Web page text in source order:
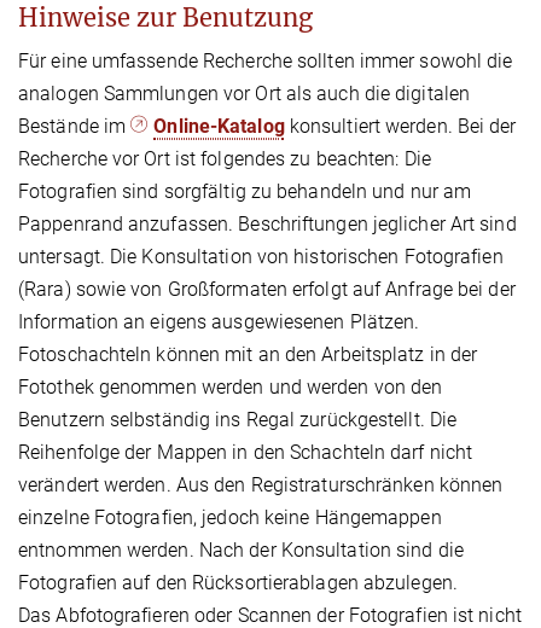
Hinweise zur Benutzung
Für eine umfassende Recherche sollten immer sowohl die
analogen Sammlungen vor Ort als auch die digitalen
Bestände im
Online-Katalogkonsultiert werden. Bei der
Recherche vor Ort ist folgendes zu beachten: Die
Fotografien sind sorgfältig zu behandeln und nur am
Pappenrand anzufassen. Beschriftungen jeglicher Art sind
untersagt. Die Konsultation von historischen Fotografien
(Rara) sowie von Großformaten erfolgt auf Anfrage bei der
Information an eigens ausgewiesenen Plätzen.
Fotoschachteln können mit an den Arbeitsplatz in der
Fotothek genommen werden und werden von den
Benutzern selbständig ins Regal zurückgestellt. Die
Reihenfolge der Mappen in den Schachteln darf nicht
verändert werden. Aus den Registraturschränken können
einzelne Fotografien, jedoch keine Hängemappen
entnommen werden. Nach der Konsultation sind die
Fotografien auf den Rücksortierablagen abzulegen.
Das Abfotografieren oder Scannen der Fotografien ist nicht